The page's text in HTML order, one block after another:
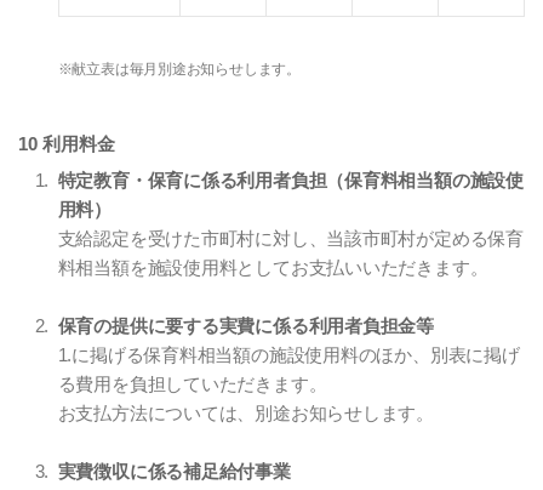
※献立表は毎月別途お知らせします。
10 利用料金
特定教育・保育に係る利用者負担（保育料相当額の施設使
用料）
支給認定を受けた市町村に対し、当該市町村が定める保育
料相当額を施設使用料としてお支払いいただきます。
保育の提供に要する実費に係る利用者負担金等
1.に掲げる保育料相当額の施設使用料のほか、別表に掲げ
る費用を負担していただきます。
お支払方法については、別途お知らせします。
実費徴収に係る補足給付事業